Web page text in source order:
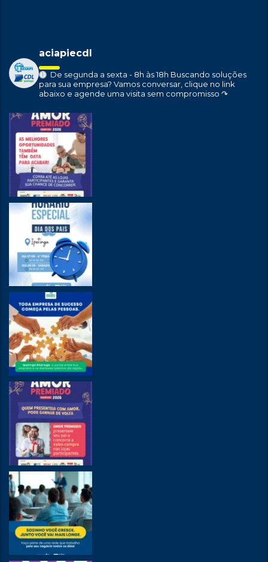
aciapiecdl
De segunda a sexta - 8h às 18h Buscando soluções
para sua empresa? Vamos conversar, clique no link
abaixo e agende uma visita sem compromisso ↷